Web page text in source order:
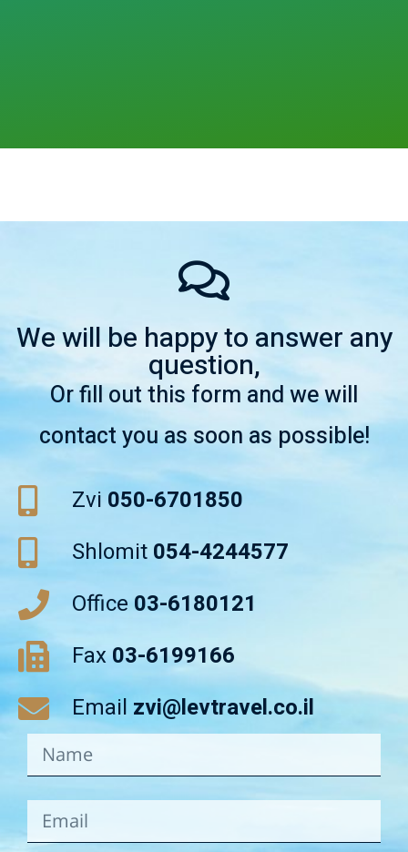
We will be happy to answer any
question,
Or fill out this form and we will
contact you as soon as possible!
Zvi 050-6701850
Shlomit 054-4244577
Office 03-6180121
Fax03-6199166
Email zvi@levtravel.co.il